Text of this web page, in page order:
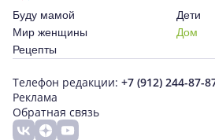
Буду мамой
Дети
Мир женщины
Дом
Рецепты
Телефон редакции: +7 (912) 244-87-
Реклама
Обратная связь